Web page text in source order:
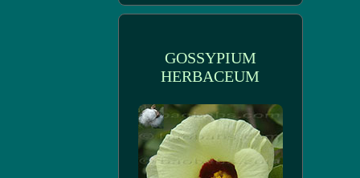
GOSSYPIUM
HERBACEUM